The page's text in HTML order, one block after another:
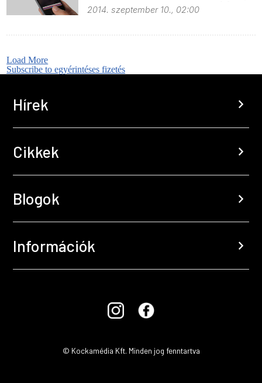
Pay néven
2014. szeptember 10., 02:00
Load More
Subscribe to egyérintéses fizetés
Hírek chevron_right
Cikkek chevron_right
Blogok chevron_right
Információk chevron_right
© Kockamédia Kft. Minden jog fenntartva